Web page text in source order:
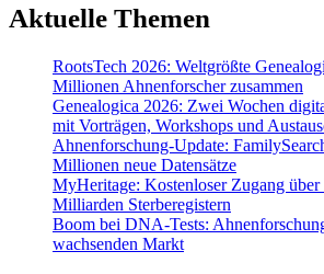
Aktuelle Themen
RootsTech 2026: Weltgrößte
Millionen Ahnenforscher zusammen
Genealogica 2026: Zwei Wochen
mit Vorträgen, Workshops und
Ahnenforschung-Update:
Millionen neue Datensätze
MyHeritage: Kostenloser Zugang
Milliarden Sterberegistern
Boom bei DNA-Tests:
wachsenden Markt